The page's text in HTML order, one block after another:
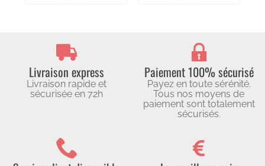
Livraison express
Livraison rapide et
sécurisée en 72h
Paiement 100% sécurisé
Payez en toute sérénité.
Tous nos moyens de
paiement sont totalement
sécurisés.